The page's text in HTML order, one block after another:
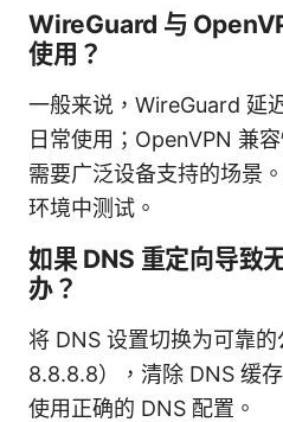
WireGuard 与
使用？
一般来说，WireGuard 延
日常使用；OpenVPN 兼
需要广泛设备支持的场景
环境中测试。
如果 DNS 重定向导致
办？
将 DNS 设置切换为可靠的
8.8.8.8），清除 DNS 缓
使用正确的 DNS 配置。